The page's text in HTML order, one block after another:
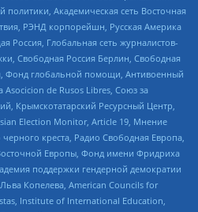
политики, Академическая сеть Восточная
РЭНД корпорейшн, Русская Америка
Россия, Глобальная сеть журналистов-
Свободная Россия Берлин, Свободная
Фонд глобальной помощи, Антивоенный
Asocicion de Rusos Libres, Союз за
Крымскотатарский Ресурсный Центр,
Election Monitor, Article 19, Мнение
креста, Радио Свободная Европа,
Европы, Фонд имени Фридриха
поддержки гендерной демократии
Копелева, American Councils for
Institute of International Education,